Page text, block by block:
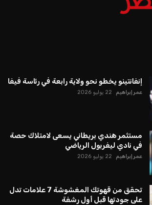
إنفانتينو يخطو نحو ولاية رابعة في رئاسة فيفا
عمر إبراهيم 22 يوليو 2026
مستثمر هندي بريطاني يسعى لامتلاك حصة
في نادي ليفربول الرياضي
عمر إبراهيم 22 يوليو 2026
تحقق من قهوتك المغشوشة 7 علامات تدل
على جودتها قبل أول رشفة